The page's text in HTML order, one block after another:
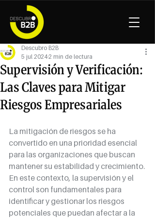
Supervisión y Verificación:
Las Claves para Mitigar
Riesgos Empresariales
Descubro B2B
5 jul 20242 min de lectura
La mitigación de riesgos se ha
convertido en una prioridad esencial
para las organizaciones que buscan
mantener su estabilidad y crecimiento.
En este contexto, la supervisión y el
control son fundamentales para
identificar y gestionar los riesgos
potenciales que puedan afectar a la